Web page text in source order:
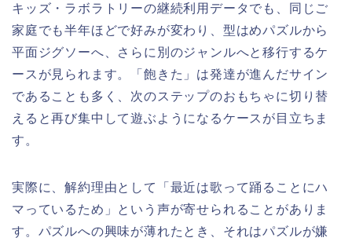
キッズ・ラボラトリーの継続利用データでも、同じご
家庭でも半年ほどで好みが変わり、型はめパズルから
平面ジグソーへ、さらに別のジャンルへと移行するケ
ースが見られます。「飽きた」は発達が進んだサイン
であることも多く、次のステップのおもちゃに切り替
えると再び集中して遊ぶようになるケースが目立ちま
す。
実際に、解約理由として「最近は歌って踊ることにハ
マっているため」という声が寄せられることがありま
す。パズルへの興味が薄れたとき、それはパズルが嫌